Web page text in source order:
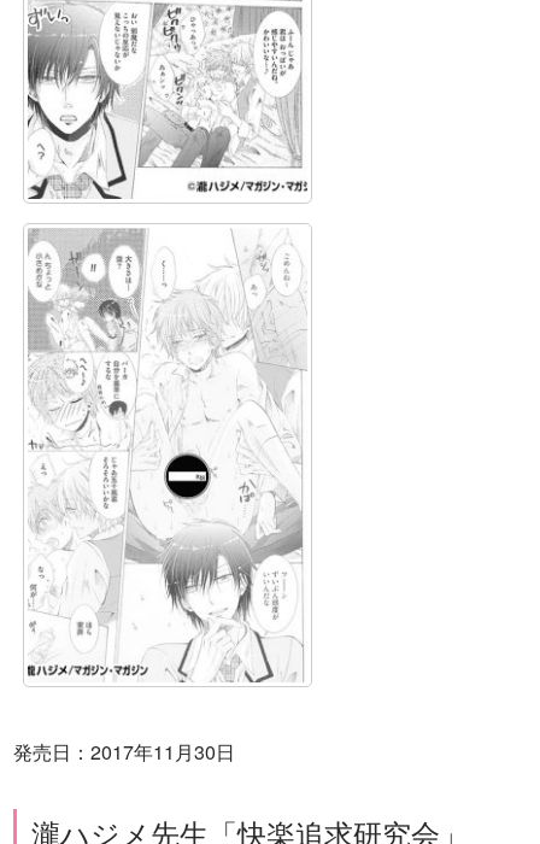
発売日：2017年11月30日
瀧ハジメ先生「快楽追求研究会」